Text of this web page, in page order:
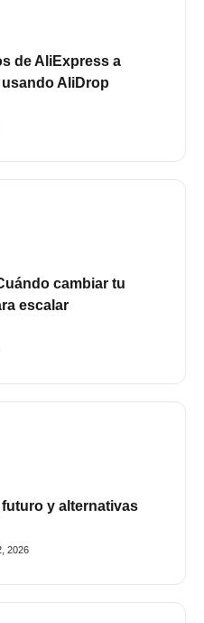
de AliExpress a
AliDrop
cambiar tu
escalar
futuro y alternativas
2026